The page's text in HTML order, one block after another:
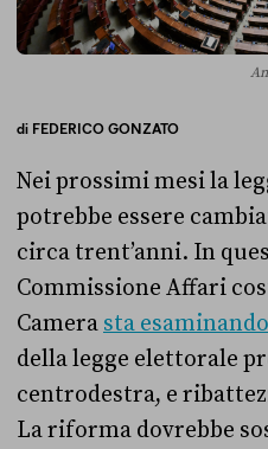
di FEDERICO GONZATO
Nei prossimi mesi la
potrebbe essere
circa trent’anni. In
Commissione Affari
Camera sta esaminando
della legge elettorale
centrodestra, e
La riforma dovrebbe